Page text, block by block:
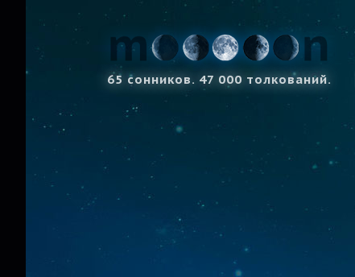
65 сонников. 47 000 толкований.